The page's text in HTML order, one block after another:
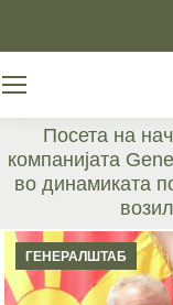
Посета на
компанијата
во динамиката
ГЕНЕРАЛШТАБ